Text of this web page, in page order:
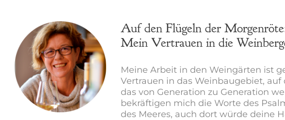
Auf den Flügeln der
Mein Vertrauen in die
Meine Arbeit in den Weingärten ist
Vertrauen in das Weinbaugebiet,
das von Generation zu Generation
bekräftigen mich die Worte des
des Meeres, auch dort würde deine